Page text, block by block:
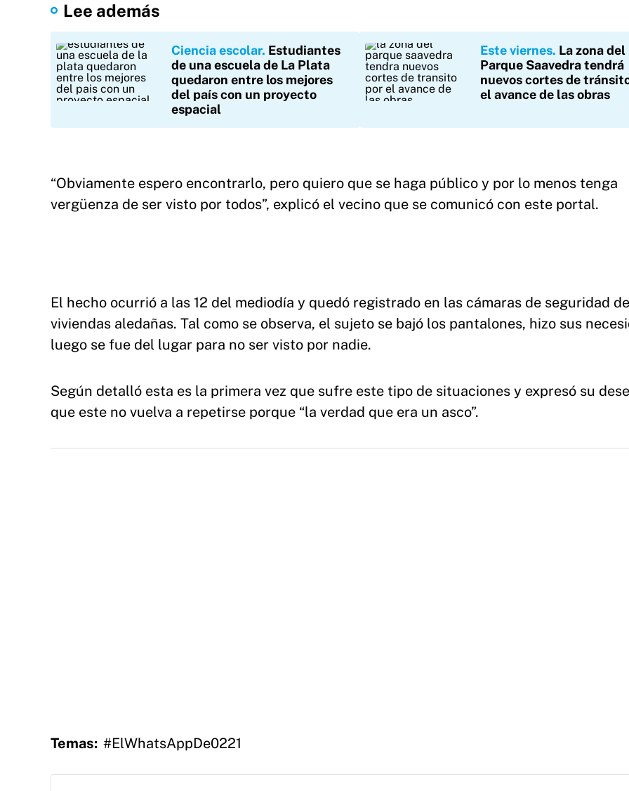
Lee además
Ciencia escolar Estudiantes
de una escuela de La Plata
quedaron entre los mejores
del país con un proyecto
espacial
Este viernes La zona del
Parque Saavedra tendrá
nuevos cortes de
el avance de las obras
“Obviamente espero encontrarlo, pero quiero que se haga público y por lo menos tenga
vergüenza de ser visto por todos”, explicó el vecino que se comunicó con este portal.
El hecho ocurrió a las 12 del mediodía y quedó registrado en las cámaras de seguridad
viviendas aledañas. Tal como se observa, el sujeto se bajó los pantalones, hizo sus
luego se fue del lugar para no ser visto por nadie.
Según detalló esta es la primera vez que sufre este tipo de situaciones y expresó su
que este no vuelva a repetirse porque “la verdad que era un asco”.
Temas: #ElWhatsAppDe0221